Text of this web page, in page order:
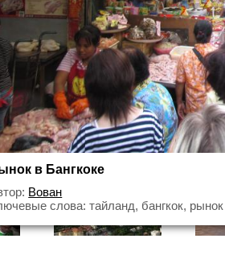
в Бангкоке
Вован
слова: тайланд, бангкок, рынок